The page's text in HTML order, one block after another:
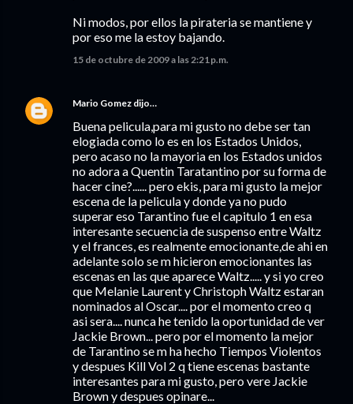
Ni modos, por ellos la pirateria se mantiene y
por eso me la estoy bajando.
15 de octubre de 2009 a las 2:21 p.m.
Mario Gomez dijo…
Buena pelicula,para mi gusto no debe ser tan
elogiada como lo es en los Estados Unidos,
pero acaso no la mayoria en los Estados unidos
no adora a Quentin Taratantino por su forma de
hacer cine?...... pero ekis, para mi gusto la mejor
escena de la pelicula y donde ya no pudo
superar eso Tarantino fue el capitulo 1 en esa
interesante secuencia de suspenso entre Waltz
y el frances, es realmente emocionante,de ahi en
adelante solo se m hicieron emocionantes las
escenas en las que aparece Waltz..... y si yo creo
que Melanie Laurent y Christoph Waltz estaran
nominados al Oscar.... por el momento creo q
asi sera.... nunca he tenido la oportunidad de ver
Jackie Brown... pero por el momento la mejor
de Tarantino se m ha hecho Tiempos Violentos
y despues Kill Vol 2 q tiene escenas bastante
interesantes para mi gusto, pero vere Jackie
Brown y despues opinare...